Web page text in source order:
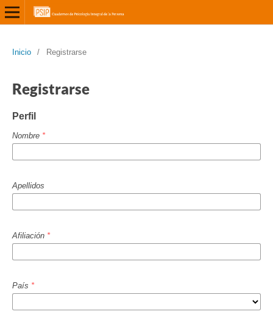
Inicio / Registrarse
Registrarse
Perfil
Nombre *
Apellidos
Afiliación *
País *